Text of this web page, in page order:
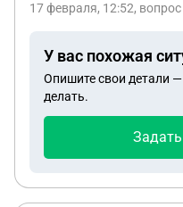
17 февраля, 12:52,
У вас похожая
Опишите свои детали
делать.